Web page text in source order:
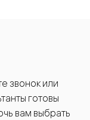
звонок или
готовы
вам выбрать